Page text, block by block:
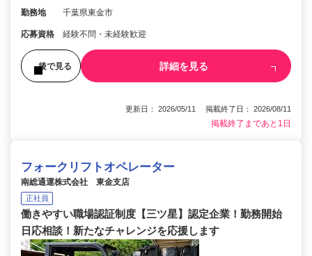
勤務地 千葉県東金市
応募資格 経験不問・未経験歓迎
後で見る 詳細を見る
更新日： 2026/05/11 掲載終了日： 2026/08/11
掲載終了まであと1日
フォークリフトオペレーター
南総通運株式会社 東金支店
正社員
働きやすい職場認証制度【三ツ星】認定企業！勤務開始
日応相談！新たなチャレンジを応援します